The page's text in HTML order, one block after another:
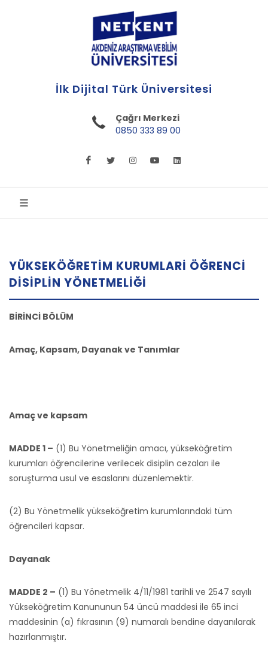
İlk Dijital Türk Üniversitesi
Çağrı Merkezi
0850 333 89 00
YÜKSEKÖĞRETIM KURUMLARI ÖĞRENCI
DISIPLIN YÖNETMELIĞI
BİRİNCİ BÖLÜM
Amaç, Kapsam, Dayanak ve Tanımlar
Amaç ve kapsam
MADDE 1 – (1) Bu Yönetmeliğin amacı, yükseköğretim
kurumları öğrencilerine verilecek disiplin cezaları ile
soruşturma usul ve esaslarını düzenlemektir.
(2) Bu Yönetmelik yükseköğretim kurumlarındaki tüm
öğrencileri kapsar.
Dayanak
MADDE 2 – (1) Bu Yönetmelik 4/11/1981 tarihli ve 2547 sayılı
Yükseköğretim Kanununun 54 üncü maddesi ile 65 inci
maddesinin (a) fıkrasının (9) numaralı bendine dayanılarak
hazırlanmıştır.